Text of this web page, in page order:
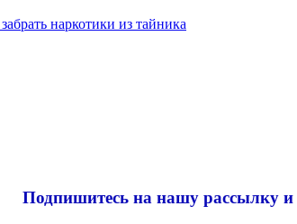
наркотики из тайника
Подпишитесь на нашу рассылку и